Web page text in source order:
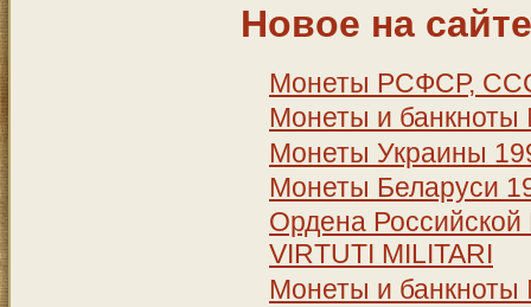
Новое на сайте
Монеты РСФСР,
Монеты и
Монеты Украины
Монеты Беларуси
Ордена
VIRTUTI MILITARI
Монеты и